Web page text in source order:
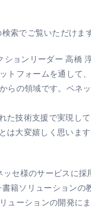
検索でご覧いただけます
ョンリーダー 高橋 淳
トフォームを通して
らの領域です。ベネ
た技術支援で実現し
大変嬉しく思います
セ様のサービスに
籍ソリューション
ーションの開発に